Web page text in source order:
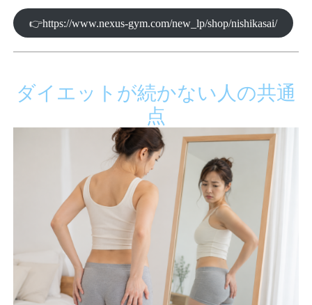
👉https://www.nexus-gym.com/new_lp/shop/nishikasai/
ダイエットが続かない人の共通
点